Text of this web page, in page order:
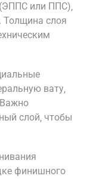
или ППС)‚
Толщина слоя
вату‚
слой‚ чтобы
финишного